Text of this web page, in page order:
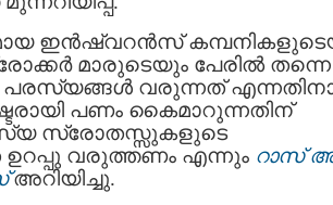
ഇൻഷ്വറൻസ്
മാരുടെയും പേരില്‍ തന്നെ
പരസ്യങ്ങള്‍ വരുന്നത്
പണം കൈമാറുന്നതിന്
സ്രോതസ്സുകളുടെ
ഉറപ്പു വരുത്തണം എന്നും റാസ്‌
അറിയിച്ചു.